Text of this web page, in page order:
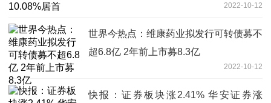
2022-10-12
世界今热点：维康药业拟发行可转债募不
超6.8亿 2年前上市募8.3亿
2022-10-12
快报：证券板块涨2.41% 华安证券涨